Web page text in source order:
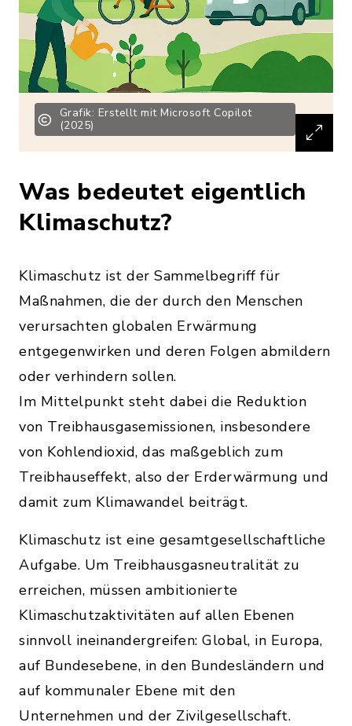
Grafik: Erstellt mit Microsoft Copilot
(2025)
Was bedeutet eigentlich
Klimaschutz?
Klimaschutz ist der Sammelbegriff für
Maßnahmen, die der durch den Menschen
verursachten globalen Erwärmung
entgegenwirken und deren Folgen abmildern
oder verhindern sollen.
Im Mittelpunkt steht dabei die Reduktion
von Treibhausgasemissionen, insbesondere
von Kohlendioxid, das maßgeblich zum
Treibhauseffekt, also der Erderwärmung und
damit zum Klimawandel beiträgt.
Klimaschutz ist eine gesamtgesellschaftliche
Aufgabe. Um Treibhausgasneutralität zu
erreichen, müssen ambitionierte
Klimaschutzaktivitäten auf allen Ebenen
sinnvoll ineinandergreifen: Global, in Europa,
auf Bundesebene, in den Bundesländern und
auf kommunaler Ebene mit den
Unternehmen und der Zivilgesellschaft.